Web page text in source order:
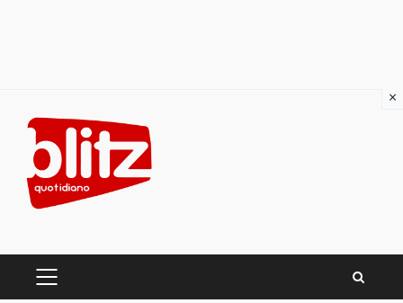
content
PRIMARY
×